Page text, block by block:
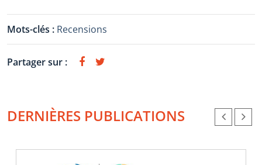
Mots-clés : Recensions
Partager sur :
DERNIÈRES PUBLICATIONS